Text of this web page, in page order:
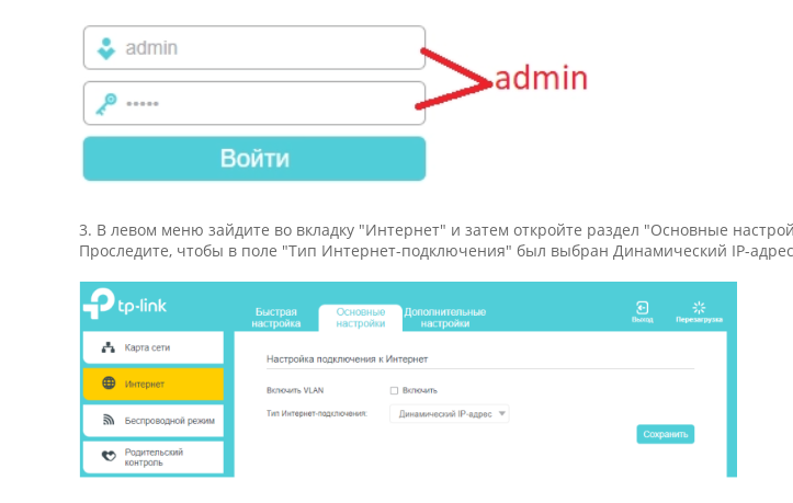
3. В левом меню зайдите во вкладку "Интернет" и затем откройте раздел "Основные
Проследите, чтобы в поле "Тип Интернет-подключения" был выбран Динамический IP-